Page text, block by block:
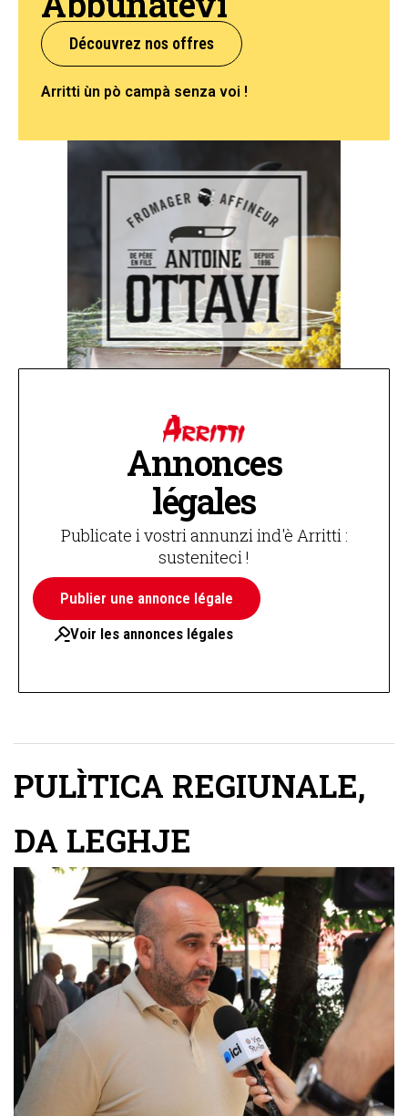
Découvrez nos offres
Arritti ùn pò campà senza voi !
Annonces
légales
Publicate i vostri annunzi ind'è Arritti :
susteniteci !
Publier une annonce légale
Voir les annonces légales
PULÌTICA REGIUNALE,
DA LEGHJE